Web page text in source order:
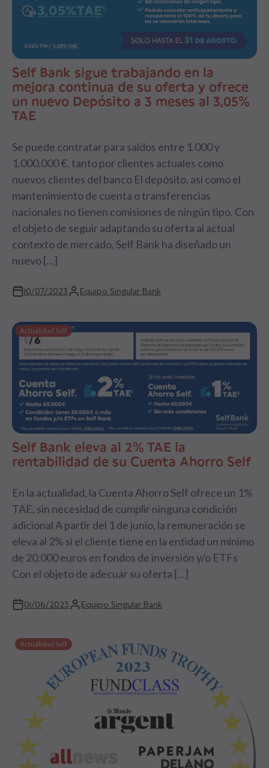
Self Bank sigue trabajando en la
mejora continua de su oferta y ofrece
un nuevo Depósito a 3 meses al 3,05%
TAE
Se puede contratar para saldos entre 1.000 y
1.000.000 €, tanto por clientes actuales como
nuevos clientes del banco El depósito, así como el
mantenimiento de cuenta o transferencias
nacionales no tienen comisiones de ningún tipo. Con
el objeto de seguir adaptando su oferta al actual
contexto de mercado, Self Bank ha diseñado un
nuevo […]
10/07/2023 Equipo Singular Bank
Actualidad Self
Self Bank eleva al 2% TAE la
rentabilidad de su Cuenta Ahorro Self
En la actualidad, la Cuenta Ahorro Self ofrece un 1%
TAE, sin necesidad de cumplir ninguna condición
adicional A partir del 1 de junio, la remuneración se
eleva al 2% si el cliente tiene en la entidad un mínimo
de 20.000 euros en fondos de inversión y/o ETFs
Con el objeto de adecuar su oferta […]
01/06/2023 Equipo Singular Bank
Actualidad Self